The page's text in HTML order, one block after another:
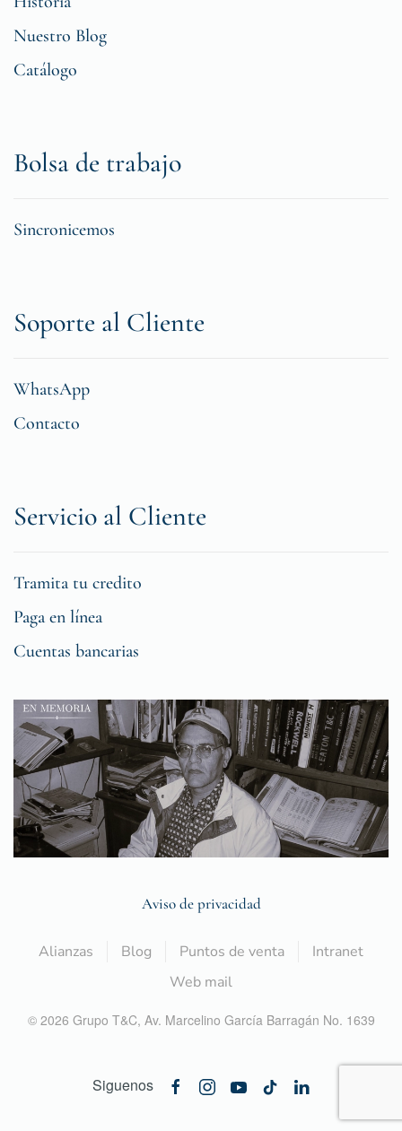
Nuestro Blog
Catálogo
Bolsa de trabajo
Sincronicemos
Soporte al Cliente
WhatsApp
Contacto
Servicio al Cliente
Tramita tu credito
Paga en línea
Cuentas bancarias
Aviso de privacidad
Alianzas Blog Puntos de venta
Intranet
Web mail
© 2026 Grupo T&C, Av. Marcelino García Barragán No. 1639
Siguenos